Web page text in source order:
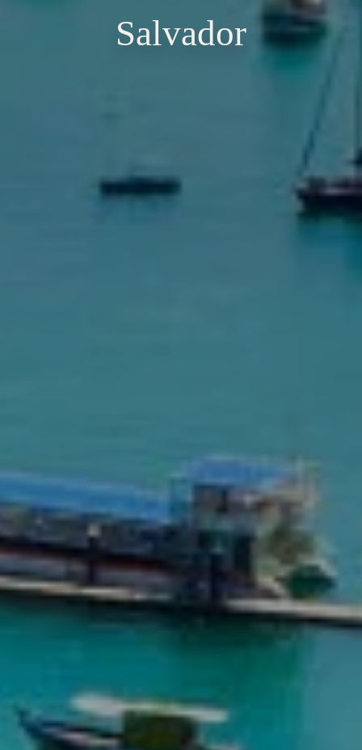
Salvador